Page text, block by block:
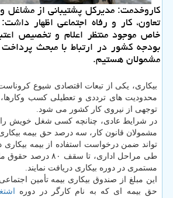
كاروخدمت: مدیركل پشتیبانی از مشاغل
تعاون، كار و رفاه اجتماعی اظهار
خاص موجود منتظر اعلام و تخصیص
بودجه كشور در ارتباط با مبحث
مشمولان هستیم.
بیکاری، یکی از تبعات اقتصادی شیوع
محدودیت های ترددی و تعطیلی کسب
توجهی از نیروی کار کشور می شود.
در شرایط عادی، چنانچه کسی شغل خویش را
مشمولان قانون کار، سه درصد حق بیمه
تواند ضمن درخواست استفاده از بیمه بیکاری
طی مراحل اداری، تا سقف
مستمری در دوره بیکاری دریافت نمایند.
این مبلغ از صندوق بیکاری بیمه تأمین
حق بیمه ای که به نام کارگر در دوره